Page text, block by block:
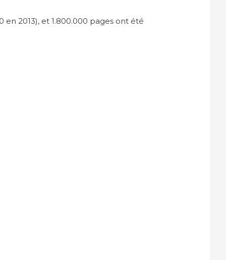
en 2013), et 1.800.000 pages ont été